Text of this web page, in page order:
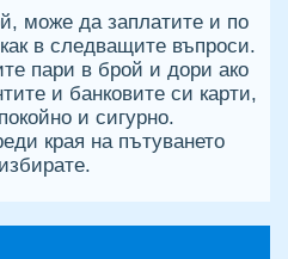
може да заплатите и по
в следващите въпроси.
пари в брой и дори ако
и банковите си карти,
и сигурно.
края на пътуването